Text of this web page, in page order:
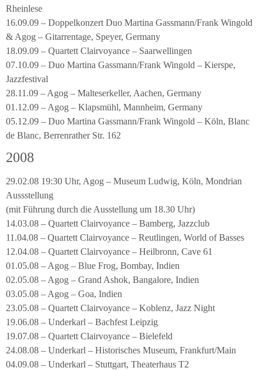
Rheinlese
16.09.09 – Doppelkonzert Duo Martina Gassmann/Frank Wingold
& Agog – Gitarrentage, Speyer, Germany
18.09.09 – Quartett Clairvoyance – Saarwellingen
07.10.09 – Duo Martina Gassmann/Frank Wingold – Kierspe,
Jazzfestival
28.11.09 – Agog – Malteserkeller, Aachen, Germany
01.12.09 – Agog – Klapsmühl, Mannheim, Germany
05.12.09 – Duo Martina Gassmann/Frank Wingold – Köln, Blanc
de Blanc, Berrenrather Str. 162
2008
29.02.08 19:30 Uhr, Agog – Museum Ludwig, Köln, Mondrian
Aussstellung
(mit Führung durch die Ausstellung um 18.30 Uhr)
14.03.08 – Quartett Clairvoyance – Bamberg, Jazzclub
11.04.08 – Quartett Clairvoyance – Reutlingen, World of Basses
12.04.08 – Quartett Clairvoyance – Heilbronn, Cave 61
01.05.08 – Agog – Blue Frog, Bombay, Indien
02.05.08 – Agog – Grand Ashok, Bangalore, Indien
03.05.08 – Agog – Goa, Indien
23.05.08 – Quartett Clairvoyance – Koblenz, Jazz Night
19.06.08 – Underkarl – Bachfest Leipzig
19.07.08 – Quartett Clairvoyance – Bielefeld
24.08.08 – Underkarl – Historisches Museum, Frankfurt/Main
04.09.08 – Underkarl – Stuttgart, Theaterhaus T2